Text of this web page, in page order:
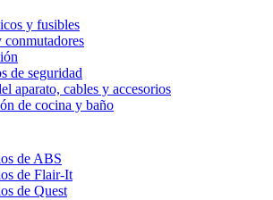
y fusibles
conmutadores
de seguridad
aparato, cables y accesorios
de cocina y baño
de ABS
de Flair-It
de Quest